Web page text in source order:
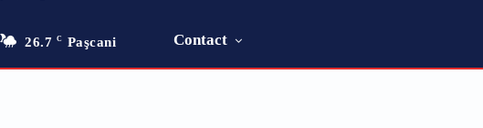
26.7 C Paşcani Contact